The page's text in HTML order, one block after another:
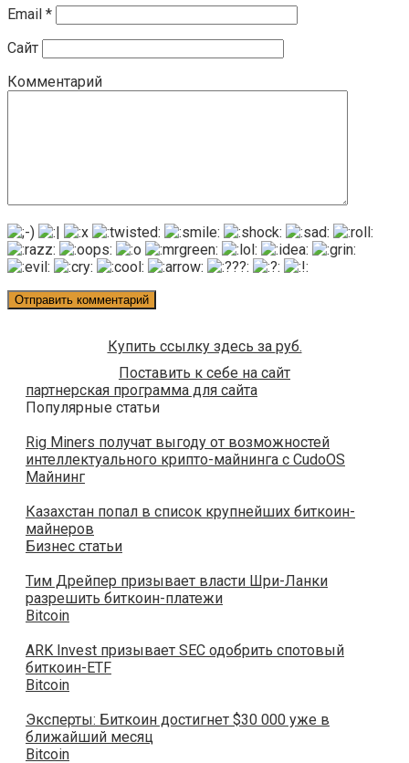
Email *
Сайт
Комментарий
Купить ссылку здесь за руб.
Поставить к себе на сайт
партнерская программа для сайта
Популярные статьи
Rig Miners получат выгоду от возможностей
интеллектуального крипто-майнинга с CudoOS
Майнинг
Казахстан попал в список крупнейших биткоин-
майнеров
Бизнес статьи
Тим Дрейпер призывает власти Шри-Ланки
разрешить биткоин-платежи
Bitcoin
ARK Invest призывает SEC одобрить спотовый
биткоин-ETF
Bitcoin
Эксперты: Биткоин достигнет $30 000 уже в
ближайший месяц
Bitcoin